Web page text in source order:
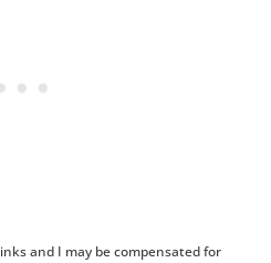
and I may be compensated for